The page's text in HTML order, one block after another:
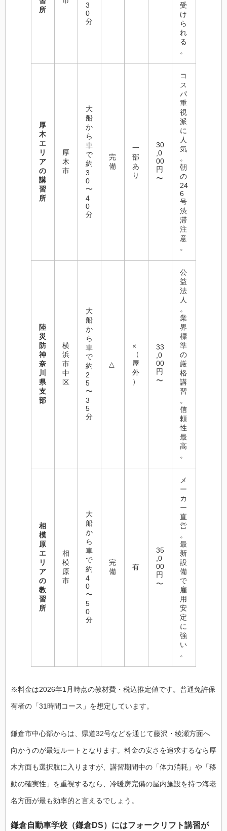
所
3
0
分
受
け
ら
れ
る
。
厚
木
エ
リ
ア
の
講
習
所
厚
木
市
大
船
か
ら
車
で
約
3
0
〜
4
0
分
完
備
一
部
あ
り
30
,0
00
円
〜
コ
ス
パ
重
視
派
に
人
気
。
朝
の
24
6
号
渋
滞
注
意
。
陸
災
防
神
奈
川
県
支
部
横
浜
市
中
区
大
船
か
ら
車
で
約
2
5
〜
3
5
分
△
×
（
屋
外
）
33
,0
00
円
〜
公
益
法
人
。
業
界
標
準
の
厳
格
講
習
。
信
頼
性
最
高
。
相
模
原
エ
リ
ア
の
教
習
所
相
模
原
市
大
船
か
ら
車
で
約
4
0
〜
5
0
分
完
備
有
35
,0
00
円
〜
メ
ー
カ
ー
直
営
。
最
新
設
備
で
雇
用
安
定
に
強
い
。
※料金は2026年1月時点の教材費・税込推定値です。普通免許保
有者の「31時間コース」を想定しています。
鎌倉市中心部からは、県道32号などを通じて藤沢・綾瀬方面へ
向かうのが最短ルートとなります。料金の安さを追求するなら厚
木方面も選択肢に入りますが、講習期間中の「体力消耗」や「移
動の確実性」を重視するなら、冷暖房完備の屋内施設を持つ海老
名方面が最も効率的と言えるでしょう。
鎌倉自動車学校（鎌倉DS）にはフォークリフト講習が